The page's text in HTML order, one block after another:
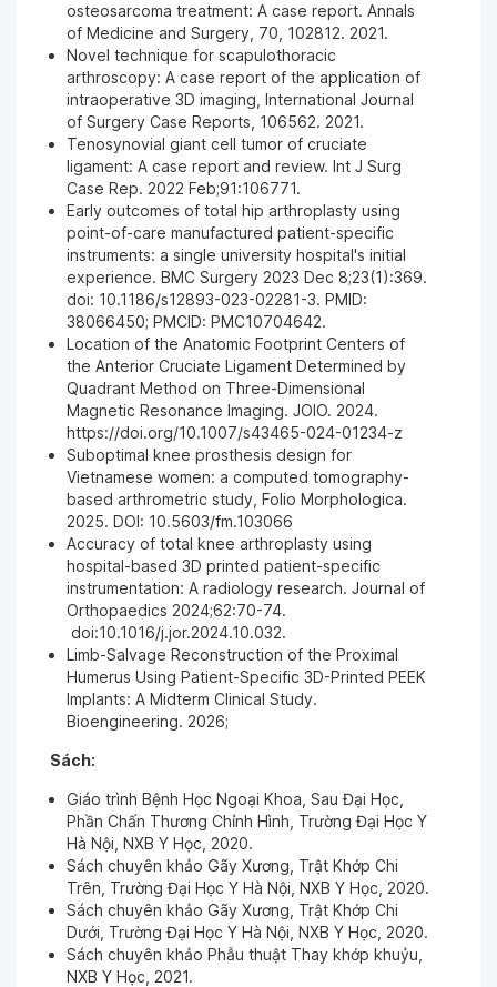
osteosarcoma treatment: A case report. Annals
of Medicine and Surgery, 70, 102812. 2021.
Novel technique for scapulothoracic
arthroscopy: A case report of the application of
intraoperative 3D imaging, International Journal
of Surgery Case Reports, 106562. 2021.
Tenosynovial giant cell tumor of cruciate
ligament: A case report and review. Int J Surg
Case Rep. 2022 Feb;91:106771.
Early outcomes of total hip arthroplasty using
point-of-care manufactured patient-specific
instruments: a single university hospital's initial
experience. BMC Surgery 2023 Dec 8;23(1):369.
doi: 10.1186/s12893-023-02281-3. PMID:
38066450; PMCID: PMC10704642.
Location of the Anatomic Footprint Centers of
the Anterior Cruciate Ligament Determined by
Quadrant Method on Three-Dimensional
Magnetic Resonance Imaging. JOIO. 2024.
https://doi.org/10.1007/s43465-024-01234-z
Suboptimal knee prosthesis design for
Vietnamese women: a computed tomography-
based arthrometric study, Folio Morphologica.
2025. DOI: 10.5603/fm.103066
Accuracy of total knee arthroplasty using
hospital-based 3D printed patient-specific
instrumentation: A radiology research. Journal of
Orthopaedics 2024;62:70-74.
doi:10.1016/j.jor.2024.10.032.
Limb-Salvage Reconstruction of the Proximal
Humerus Using Patient-Specific 3D-Printed PEEK
Implants: A Midterm Clinical Study.
Bioengineering. 2026;
Sách:
Giáo trình Bệnh Học Ngoại Khoa, Sau Đại Học,
Phần Chấn Thương Chỉnh Hình, Trường Đại Học Y
Hà Nội, NXB Y Học, 2020.
Sách chuyên khảo Gãy Xương, Trật Khớp Chi
Trên, Trường Đại Học Y Hà Nội, NXB Y Học, 2020.
Sách chuyên khảo Gãy Xương, Trật Khớp Chi
Dưới, Trường Đại Học Y Hà Nội, NXB Y Học, 2020.
Sách chuyên khảo Phẫu thuật Thay khớp khuỷu,
NXB Y Học, 2021.
Ngày 18-06-2024
BS Năng điều trị cho tôi rất hiệu quả. Tôi rất hài
lòng.
Ngày 12-04-2024
Ngày 01-03-2024
Ngày 04-12-2023
Ngày 01-12-2023
Ngày 20-11-2023
Ngày 20-11-2023
Ngày 26-10-2023
Ngày 31-08-2023
BS rất tốt
Ngày 22-08-2023
BS rất ân cần, các ĐD tận tình chăm sóc. KH và
gia đình rất hài lòng và tin tưởng với DV của BV